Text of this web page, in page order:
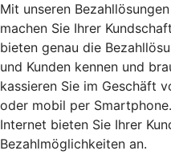
Mit unseren
machen Sie Ihrer
bieten genau die
und Kunden kennen und
kassieren Sie im Geschäft
oder mobil per
Internet bieten Sie Ihrer
Bezahlmöglichkeiten an.